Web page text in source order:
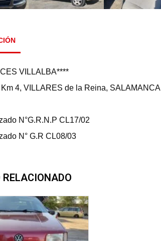
VILLALBA****
4, VILLARES de la Reina, SALAMANCA
N°G.R.N.P CL17/02
N° G.R CL08/03
RELACIONADO